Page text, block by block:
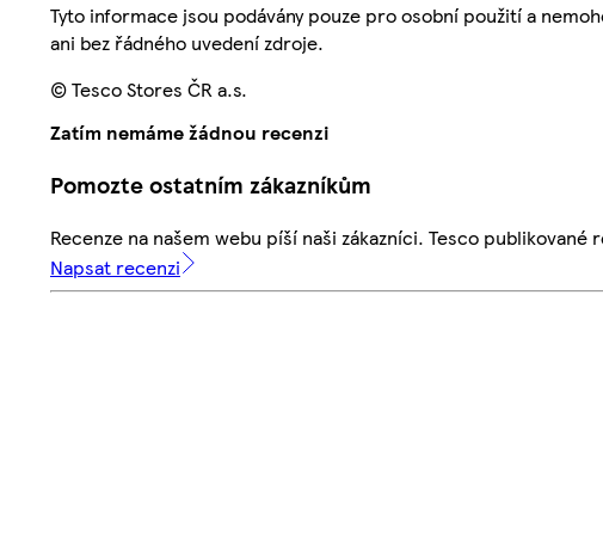
Tyto informace jsou podávány pouze pro osobní použití a
ani bez řádného uvedení zdroje.
© Tesco Stores ČR a.s.
Zatím nemáme žádnou recenzi
Pomozte ostatním zákazníkům
Recenze na našem webu píší naši zákazníci. Tesco publikované
Napsat recenzi